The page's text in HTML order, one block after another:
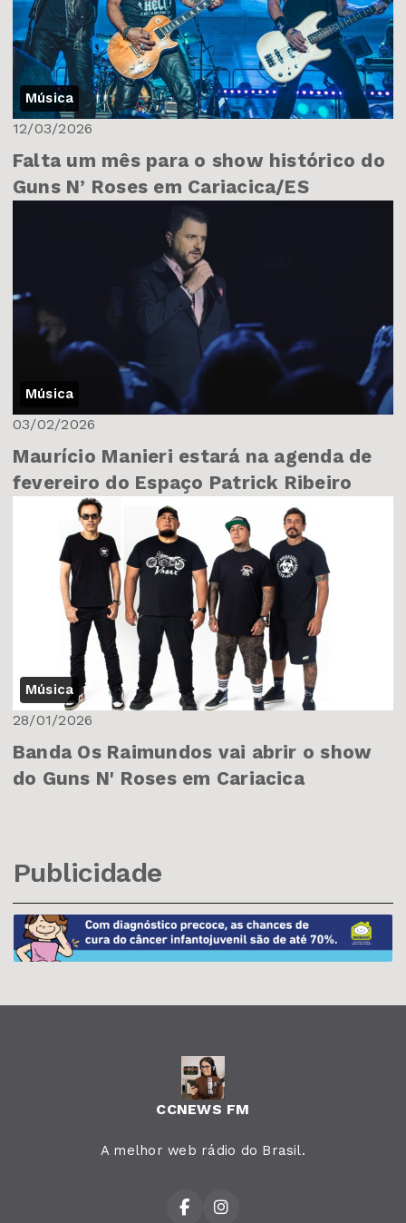
Música
12/03/2026
Falta um mês para o show histórico do
Guns N’ Roses em Cariacica/ES
Música
03/02/2026
Maurício Manieri estará na agenda de
fevereiro do Espaço Patrick Ribeiro
Música
28/01/2026
Banda Os Raimundos vai abrir o show
do Guns N' Roses em Cariacica
Publicidade
CCNEWS FM
A melhor web rádio do Brasil.